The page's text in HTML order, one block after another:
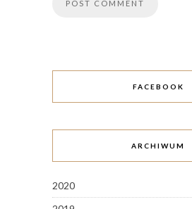
FACEBOOK
ARCHIWUM
2020